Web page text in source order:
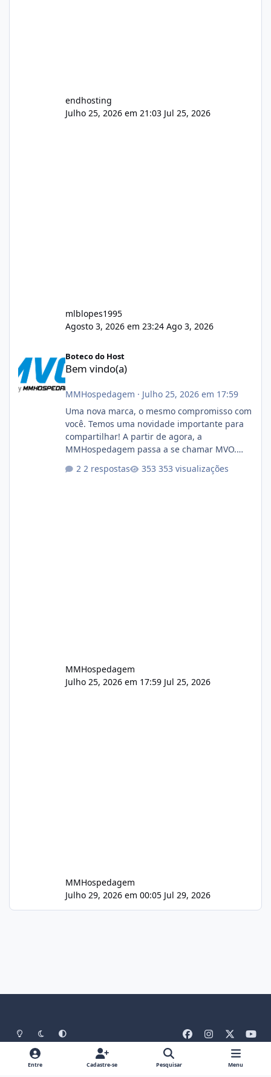
endhosting
Julho 25, 2026 em 21:03 Jul 25, 2026
mlblopes1995
Agosto 3, 2026 em 23:24 Ago 3, 2026
Boteco do Host
Bem vindo(a)
MMHospedagem · Julho 25, 2026 em 17:59
Uma nova marca, o mesmo compromisso com
você. Temos uma novidade importante para
compartilhar! A partir de agora, a
MMHospedagem passa a se chamar MVO.
da nossa empresa. Ao longo dos anos,
2 respostas 353 visualizações
MMHospedagem
Julho 25, 2026 em 17:59 Jul 25, 2026
MMHospedagem
Julho 29, 2026 em 00:05 Jul 29, 2026
Light ModeDark ModeSystem Preference
a
n
o
u
Idiomas Tema Política De Privacidade
Contato
Entre Cadastre-se Pesquisar Menu